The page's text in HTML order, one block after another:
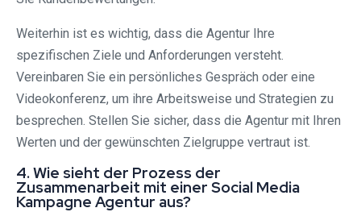
Weiterhin ist es wichtig, dass die Agentur Ihre
spezifischen Ziele und Anforderungen versteht.
Vereinbaren Sie ein persönliches Gespräch oder eine
Videokonferenz, um ihre Arbeitsweise und Strategien zu
besprechen. Stellen Sie sicher, dass die Agentur mit Ihren
Werten und der gewünschten Zielgruppe vertraut ist.
4. Wie sieht der Prozess der
Zusammenarbeit mit einer Social Media
Kampagne Agentur aus?